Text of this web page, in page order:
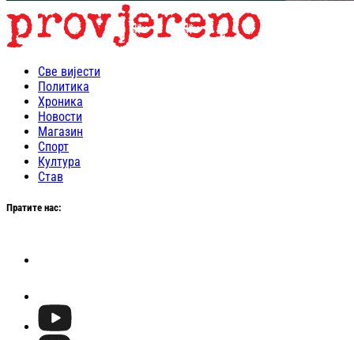
Све вијести
Политика
Хроника
Новости
Магазин
Спорт
Култура
Став
Пратите нас: